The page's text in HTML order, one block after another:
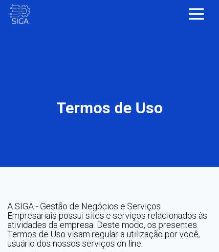
Termos de Uso
A SIGA - Gestão de Negócios e Serviços
Empresariais possui sites e serviços relacionados às
atividades da empresa. Deste modo, os presentes
Termos de Uso visam regular a utilização por você,
usuário dos nossos serviços on line.